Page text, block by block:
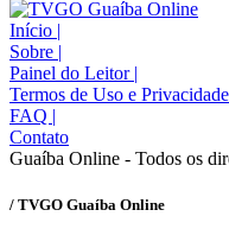
Início |
Sobre |
Painel do Leitor |
Termos de Uso e Privacidade
FAQ |
Contato
Guaíba Online - Todos os
/ TVGO Guaíba Online